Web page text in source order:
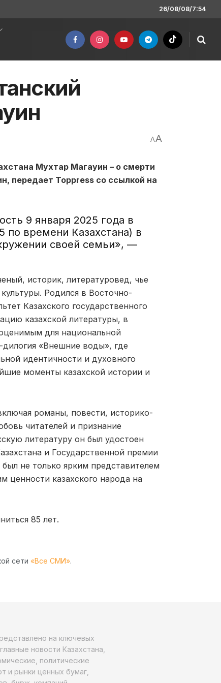
26/08/08/7:54
AA
Мухтар Магауин – о смерти
передает Toppress со ссылкой на
9 января 2025 года в
по времени Казахстана) в
своей семьи», —
историк, литературовед, чье
Родился в Восточно-
Казахского государственного
казахской литературы, в
для национальной
дилогия «Внешние воды», где
идентичности и духовного
моменты казахской истории и
романы, повести, историко-
читателей и признание
литературу он был удостоен
и Государственной премии
не только ярким представителем
ценности казахского народа на
85 лет.
сети «Все СМИ».
на ключевых
новости Казахстана,
политические
и рынки ценных бумаг,